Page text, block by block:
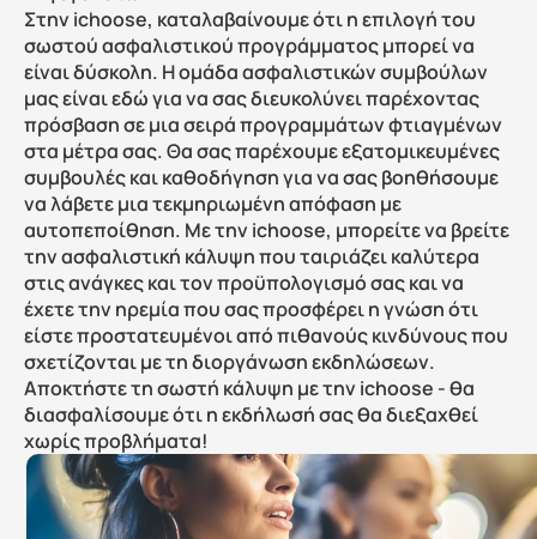
Στην ichoose, καταλαβαίνουμε ότι η επιλογή του
σωστού ασφαλιστικού προγράμματος μπορεί να
είναι δύσκολη. Η ομάδα ασφαλιστικών συμβούλων
μας είναι εδώ για να σας διευκολύνει παρέχοντας
πρόσβαση σε μια σειρά προγραμμάτων φτιαγμένων
στα μέτρα σας. Θα σας παρέχουμε εξατομικευμένες
συμβουλές και καθοδήγηση για να σας βοηθήσουμε
να λάβετε μια τεκμηριωμένη απόφαση με
αυτοπεποίθηση. Με την ichoose, μπορείτε να βρείτε
την ασφαλιστική κάλυψη που ταιριάζει καλύτερα
στις ανάγκες και τον προϋπολογισμό σας και να
έχετε την ηρεμία που σας προσφέρει η γνώση ότι
είστε προστατευμένοι από πιθανούς κινδύνους που
σχετίζονται με τη διοργάνωση εκδηλώσεων.
Αποκτήστε τη σωστή κάλυψη με την ichoose - θα
διασφαλίσουμε ότι η εκδήλωσή σας θα διεξαχθεί
χωρίς προβλήματα!